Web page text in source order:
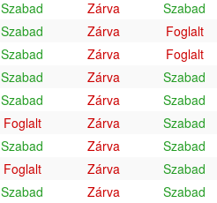
Szabad Zárva
Szabad
Szabad Zárva
Foglalt
Szabad Zárva
Foglalt
Szabad Zárva
Szabad
Szabad Zárva
Szabad
Foglalt Zárva
Szabad
Szabad Zárva
Szabad
Foglalt Zárva
Szabad
Szabad Zárva
Szabad